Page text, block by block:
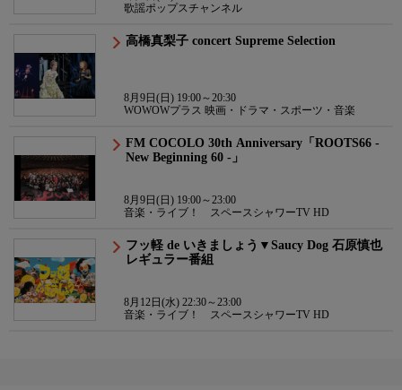
歌謡ポップスチャンネル
高橋真梨子 concert Supreme Selection
8月9日(日) 19:00～20:30
WOWOWプラス 映画・ドラマ・スポーツ・音楽
FM COCOLO 30th Anniversary「ROOTS66 -
New Beginning 60 -」
8月9日(日) 19:00～23:00
音楽・ライブ！ スペースシャワーTV HD
フッ軽 de いきましょう▼Saucy Dog 石原慎也
レギュラー番組
8月12日(水) 22:30～23:00
音楽・ライブ！ スペースシャワーTV HD